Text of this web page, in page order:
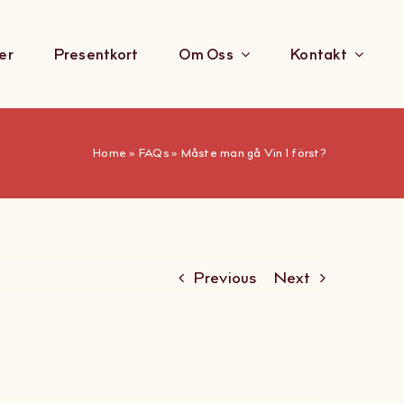
Presentkort Om Oss Kontakt
Home » FAQs» Måste man gå Vin 1 först?
Previous Next